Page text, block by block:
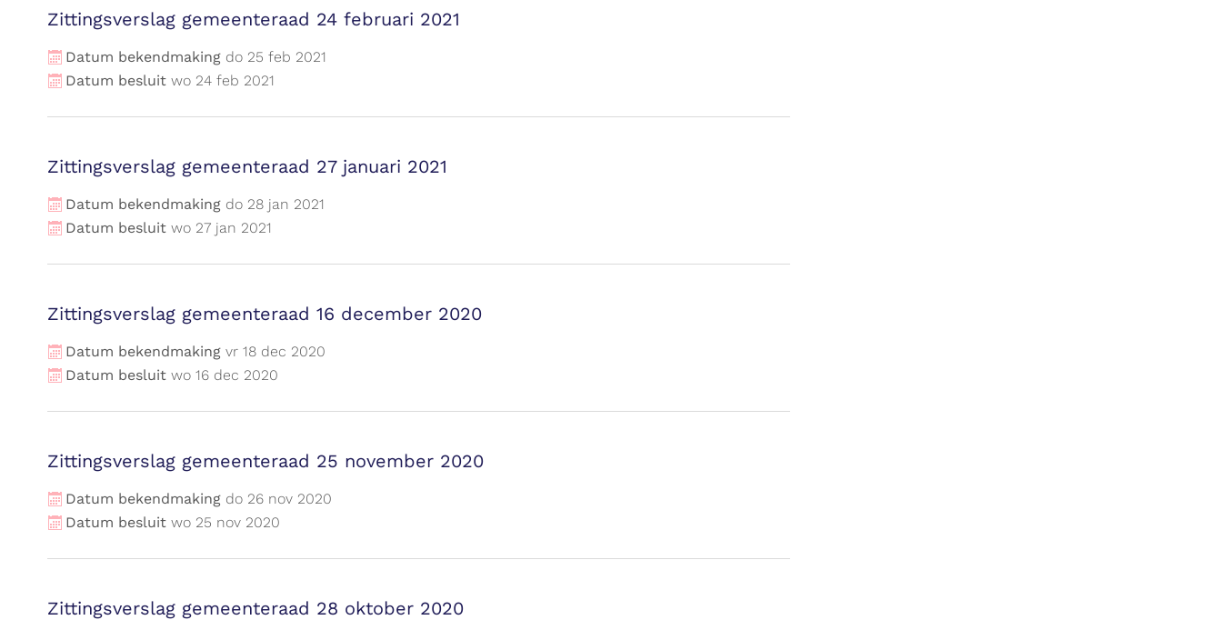
Zittingsverslag gemeenteraad 24 februari 2021
Datum bekendmaking do 25 feb 2021
Datum besluit wo 24 feb 2021
Zittingsverslag gemeenteraad 27 januari 2021
Datum bekendmaking do 28 jan 2021
Datum besluit wo 27 jan 2021
Zittingsverslag gemeenteraad 16 december 2020
Datum bekendmaking vr 18 dec 2020
Datum besluit wo 16 dec 2020
Zittingsverslag gemeenteraad 25 november 2020
Datum bekendmaking do 26 nov 2020
Datum besluit wo 25 nov 2020
Zittingsverslag gemeenteraad 28 oktober 2020